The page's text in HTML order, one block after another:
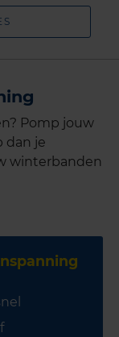
Pomp jouw
dan je
winterbanden